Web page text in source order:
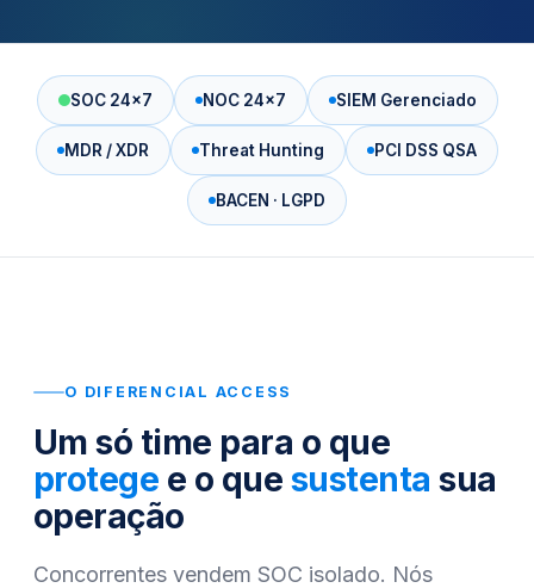
SOC 24x7 NOC 24x7 SIEM Gerenciado
MDR / XDR Threat Hunting PCI DSS QSA
BACEN · LGPD
O DIFERENCIAL ACCESS
Um só time para o que
protege e o que sustenta sua
operação
Concorrentes vendem SOC isolado. Nós